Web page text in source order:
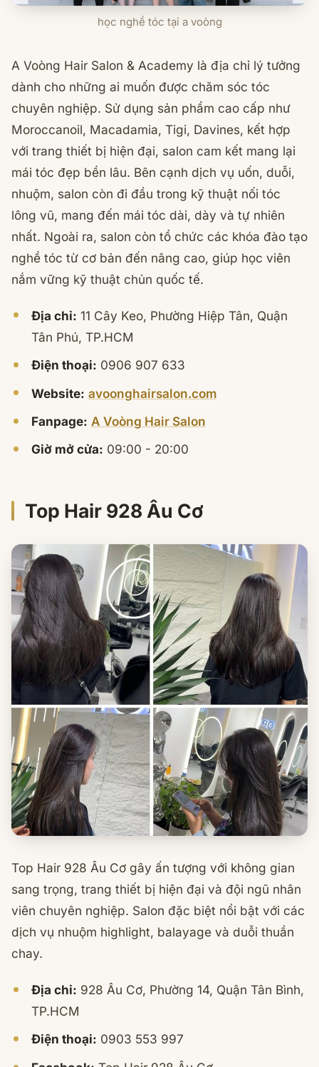
học nghề tóc tại a voòng
A Voòng Hair Salon & Academy là địa chỉ lý tưởng
dành cho những ai muốn được chăm sóc tóc
chuyên nghiệp. Sử dụng sản phẩm cao cấp như
Moroccanoil, Macadamia, Tigi, Davines, kết hợp
với trang thiết bị hiện đại, salon cam kết mang lại
mái tóc đẹp bền lâu. Bên cạnh dịch vụ uốn, duỗi,
nhuộm, salon còn đi đầu trong kỹ thuật nối tóc
lông vũ, mang đến mái tóc dài, dày và tự nhiên
nhất. Ngoài ra, salon còn tổ chức các khóa đào tạo
nghề tóc từ cơ bản đến nâng cao, giúp học viên
nắm vững kỹ thuật chủn quốc tế.
Địa chỉ: 11 Cây Keo, Phường Hiệp Tân, Quận
Tân Phú, TP.HCM
Điện thoại: 0906 907 633
Website: avoonghairsalon.com
Fanpage: A Voòng Hair Salon
Giờ mở cửa: 09:00 - 20:00
Top Hair 928 Âu Cơ
Top Hair 928 Âu Cơ gây ấn tượng với không gian
sang trọng, trang thiết bị hiện đại và đội ngũ nhân
viên chuyên nghiệp. Salon đặc biệt nổi bật với các
dịch vụ nhuộm highlight, balayage và duỗi thuần
chay.
Địa chỉ: 928 Âu Cơ, Phường 14, Quận Tân Bình,
TP.HCM
Điện thoại: 0903 553 997